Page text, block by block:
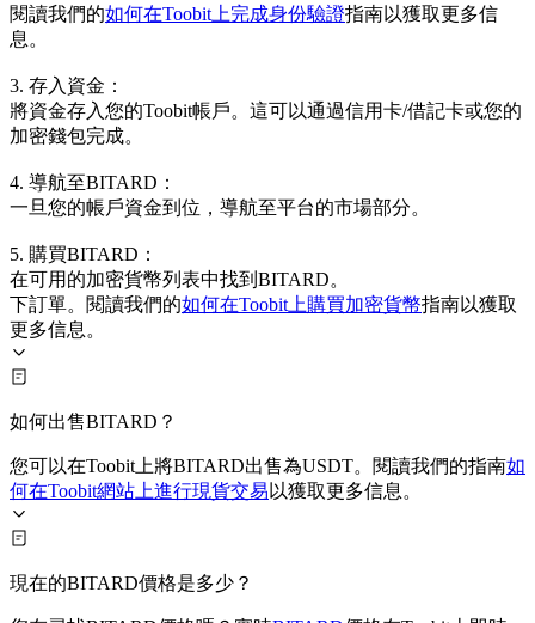
閱讀我們的如何在Toobit上完成身份驗證指南以獲取更多信
息。
3. 存入資金：
將資金存入您的Toobit帳戶。這可以通過信用卡/借記卡或您的
加密錢包完成。
4. 導航至BITARD：
一旦您的帳戶資金到位，導航至平台的市場部分。
5. 購買BITARD：
在可用的加密貨幣列表中找到BITARD。
下訂單。閱讀我們的如何在Toobit上購買加密貨幣指南以獲取
更多信息。
如何出售BITARD？
您可以在Toobit上將BITARD出售為USDT。閱讀我們的指南如
何在Toobit網站上進行現貨交易 以獲取更多信息。
現在的BITARD價格是多少？